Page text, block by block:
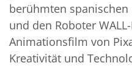
berühmten
und den Roboter
Animationsfilm von
Kreativität und